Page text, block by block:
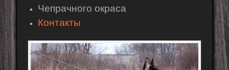
Чепрачного окраса
Контакты